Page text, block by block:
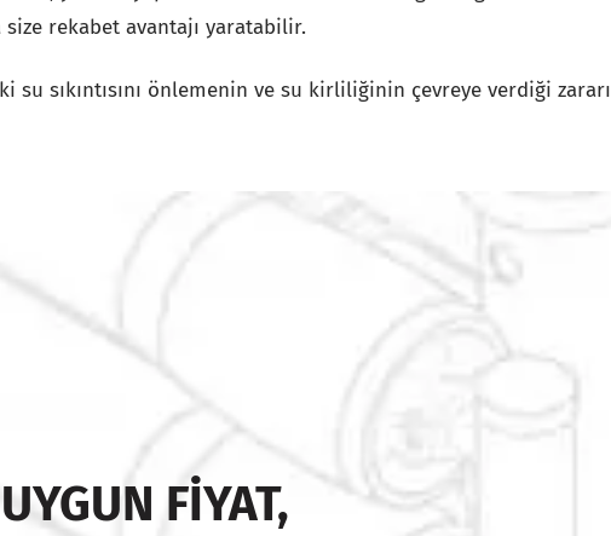
size rekabet avantajı yaratabilir.
su sıkıntısını önlemenin ve su kirliliğinin çevreye verdiği zararı
FIYAT,